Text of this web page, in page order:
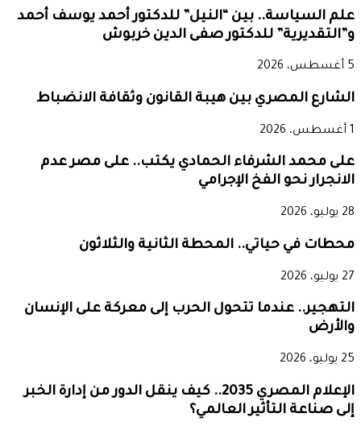
علم السياسة.. بين “النيل” للدكتور أحمد يوسف أحمد
و”التقديرية” للدكتور صفى الدين خربوش
5 أغسطس، 2026
الشارع المصري بين هيبة القانون وثقافة الانضباط
1 أغسطس، 2026
على محمد الشرفاء الحمادي يكتب.. على مصر عدم
الانجرار نحو الفخ الإجرامي
28 يوليو، 2026
محطات في حياتي.. المحطة الثانية والثلاثون
27 يوليو، 2026
التهجير.. عندما تتحول الحرب إلى معركة على الإنسان
والأرض
25 يوليو، 2026
الإعلام المصري 2035.. كيف ينقل الدور من إدارة الخبر
إلى صناعة التأثير العالمي؟